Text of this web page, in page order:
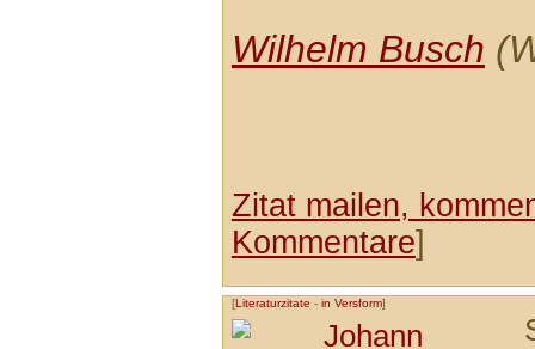
Wilhelm Busch
Zitat mailen,
Kommentare]
[Literaturzitate - in Versform]